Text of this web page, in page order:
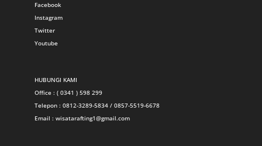
Facebook
Instagram
Twitter
Youtube
HUBUNGI KAMI
Office : ( 0341 ) 598 299
Telepon : 0812-3289-5834 / 0857-5519-6678
Email : wisatarafting1@gmail.com